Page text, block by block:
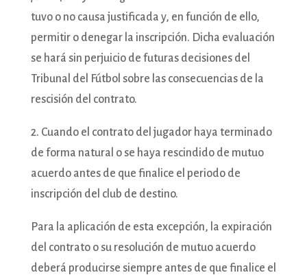
tuvo o no causa justificada y, en función de ello,
permitir o denegar la inscripción. Dicha evaluación
se hará sin perjuicio de futuras decisiones del
Tribunal del Fútbol sobre las consecuencias de la
rescisión del contrato.
2. Cuando el contrato del jugador haya terminado
de forma natural o se haya rescindido de mutuo
acuerdo antes de que finalice el periodo de
inscripción del club de destino.
Para la aplicación de esta excepción, la expiración
del contrato o su resolución de mutuo acuerdo
deberá producirse siempre antes de que finalice el